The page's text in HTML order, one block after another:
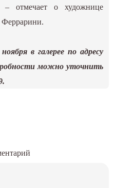
– отмечает о художнице
в галерее по адресу
можно уточнить